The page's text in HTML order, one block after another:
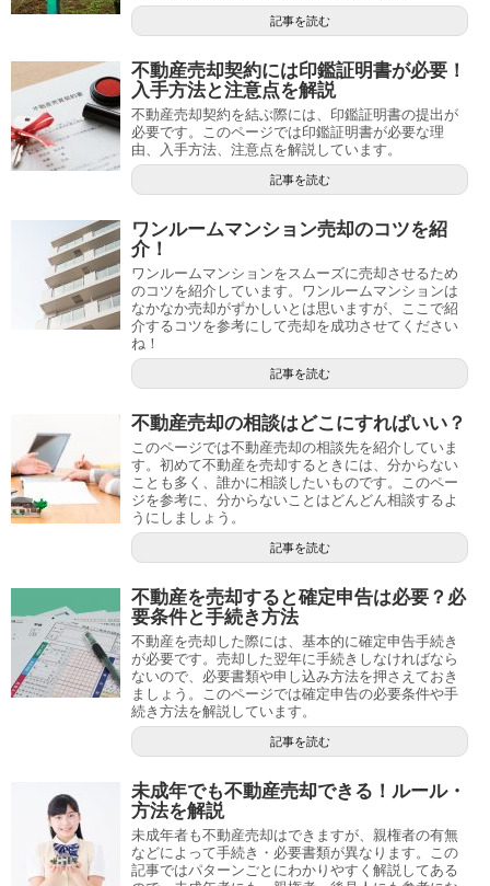
記事を読む
不動産売却契約には印鑑証明書が必要！
入手方法と注意点を解説
不動産売却契約を結ぶ際には、印鑑証明書の提出が
必要です。このページでは印鑑証明書が必要な理
由、入手方法、注意点を解説しています。
記事を読む
ワンルームマンション売却のコツを紹
介！
ワンルームマンションをスムーズに売却させるため
のコツを紹介しています。ワンルームマンションは
なかなか売却がずかしいとは思いますが、ここで紹
介するコツを参考にして売却を成功させてください
ね！
記事を読む
不動産売却の相談はどこにすればいい？
このページでは不動産売却の相談先を紹介していま
す。初めて不動産を売却するときには、分からない
ことも多く、誰かに相談したいものです。このペー
ジを参考に、分からないことはどんどん相談するよ
うにしましょう。
記事を読む
不動産を売却すると確定申告は必要？必
要条件と手続き方法
不動産を売却した際には、基本的に確定申告手続き
が必要です。売却した翌年に手続きしなければなら
ないので、必要書類や申し込み方法を押さえておき
ましょう。このページでは確定申告の必要条件や手
続き方法を解説しています。
記事を読む
未成年でも不動産売却できる！ルール・
方法を解説
未成年者も不動産売却はできますが、親権者の有無
などによって手続き・必要書類が異なります。この
記事ではパターンごとにわかりやすく解説してある